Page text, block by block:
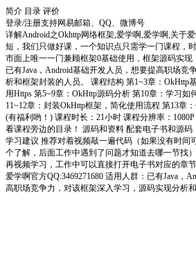
简介 目录 评价
登录/注册支持网易邮箱、QQ、微博号
详解Android之Okhttp网络框架,爱学啊,爱学啊,关于
短，我们只做好课，一个知识点只需学一门课程，
市面上唯一一门兼顾框架0基础使用，框架源码实
已有Java，Android基础开发人员，想要提高职场竞
析和框架封装的人员。 课程结构 第1~3章：OkHttp
用Https 第5~9章：OkHttp源码分析 第10章：学习如
11~12章：封装OkHttp框架，简化使用流程 第13章
(有福利哟！) 课程时长：21小时 课程分辨率：
看课程旁边的目录！ 源码和资料 配套电子书和源码
学习建议 推荐对着视频敲一遍代码（如果没有时间
个了解，后面工作中遇到了问题才知道去哪一节找
再视频学习，工作中可以直接打开电子书对应的章
爱学啊官方QQ:3469271680 适用人群：已有Java，
高职场竞争力，对该框架深入学习，源码实现分析和